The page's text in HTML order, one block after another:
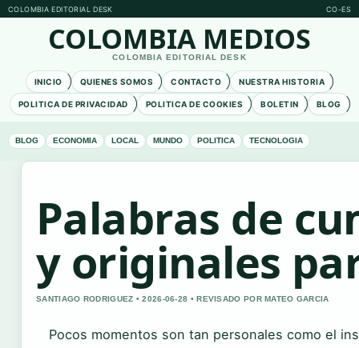
COLOMBIA EDITORIAL DESK CO-ES
COLOMBIA MEDIOS
COLOMBIA EDITORIAL DESK
INICIO QUIENES SOMOS CONTACTO NUESTRA HISTORIA
POLITICA DE PRIVACIDAD POLITICA DE COOKIES BOLETIN BLOG
BLOG ECONOMIA LOCAL MUNDO POLITICA TECNOLOGIA
Palabras de
y originales
SANTIAGO RODRIGUEZ • 2026-06-28 • REVISADO POR MATEO GARCIA
Pocos momentos son tan personales como el